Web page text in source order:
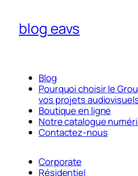
blog eavs
Blog
Pourquoi choisir le
vos projets
Boutique en ligne
Notre catalogue
Contactez-nous
Corporate
Résidentiel